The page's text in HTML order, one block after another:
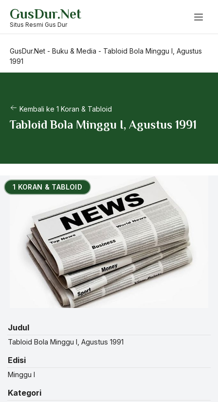
content
GusDur.Net
Situs Resmi Gus Dur
GusDur.Net - Buku & Media - Tabloid Bola Minggu I, Agustus
1991
Kembali ke 1 Koran & Tabloid
Tabloid Bola Minggu I, Agustus 1991
1 KORAN & TABLOID
Judul
Tabloid Bola Minggu I, Agustus 1991
Edisi
Minggu I
Kategori